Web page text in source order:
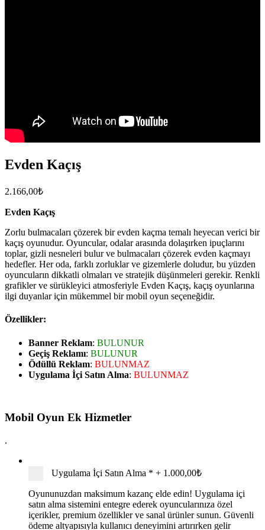
Evden Kaçış
2.166,00₺
Evden Kaçış
Zorlu bulmacaları çözerek bir evden kaçma temalı heyecan verici bir
kaçış oyunudur. Oyuncular, odalar arasında dolaşırken ipuçlarını
toplar, gizli nesneleri bulur ve bulmacaları çözerek evden kaçmayı
hedefler. Her oda, farklı zorluklar ve gizemlerle doludur, bu yüzden
oyuncuların dikkatli olmaları ve stratejik düşünmeleri gerekir. Renkli
grafikler ve sürükleyici atmosferiyle Evden Kaçış, kaçış oyunlarına
ilgi duyanlar için mükemmel bir mobil oyun seçeneğidir.
Özellikler:
Banner Reklam: BULUNUR
Geçiş Reklamı: BULUNUR
Ödüllü Reklam: BULUNMAZ
Uygulama İçi Satın Alma: BULUNMAZ
Mobil Oyun Ek Hizmetler
.
Uygulama İçi Satın Alma * + 1.000,00₺
Oyununuzdan maksimum kazanç elde edin! Uygulama içi
satın alma sistemini entegre ederek oyuncularınıza özel
içerikler, premium özellikler ve sanal ürünler sunun. Güvenli
ödeme altyapısıyla kullanıcı deneyimini artırırken gelir